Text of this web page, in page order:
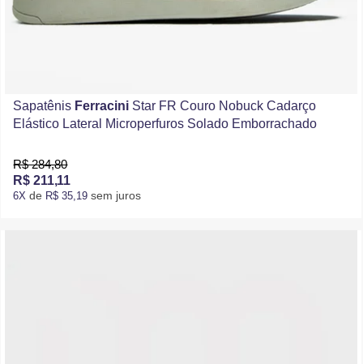
Sapatênis Ferracini Star FR Couro Nobuck Cadarço
Elástico Lateral Microperfuros Solado Emborrachado
R$ 284,80
R$ 211,11
6X de R$ 35,19 sem juros